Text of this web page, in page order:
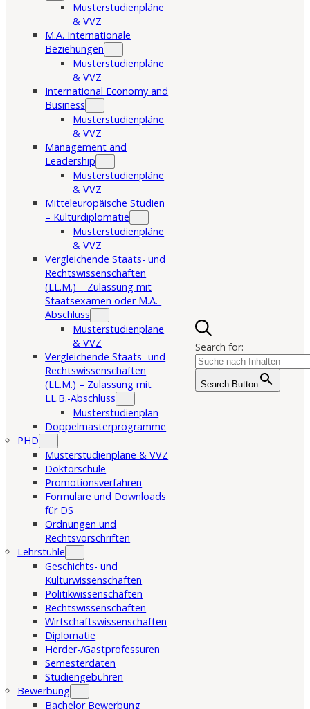
Musterstudienpläne
& VVZ
M.A. Internationale
Beziehungen
Musterstudienpläne
& VVZ
International Economy and
Business
Musterstudienpläne
& VVZ
Management and
Leadership
Musterstudienpläne
& VVZ
Mitteleuropäische Studien
– Kulturdiplomatie
Musterstudienpläne
& VVZ
Vergleichende Staats- und
Rechtswissenschaften
(LL.M.) – Zulassung mit
Staatsexamen oder M.A.-
Abschluss
Musterstudienpläne
& VVZ
Vergleichende Staats- und
Rechtswissenschaften
(LL.M.) – Zulassung mit
LL.B.-Abschluss
Musterstudienplan
Doppelmasterprogramme
PHD
Musterstudienpläne & VVZ
Doktorschule
Promotionsverfahren
Formulare und Downloads
für DS
Ordnungen und
Rechtsvorschriften
Lehrstühle
Geschichts- und
Kulturwissenschaften
Politikwissenschaften
Rechtswissenschaften
Wirtschaftswissenschaften
Diplomatie
Herder-/Gastprofessuren
Semesterdaten
Studiengebühren
Bewerbung
Bachelor Bewerbung
Search for:
Search Button